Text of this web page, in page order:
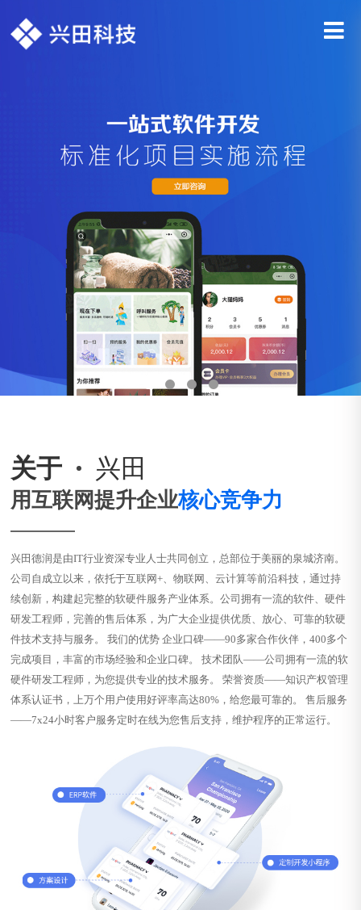
关于 兴田
用互联网提升企业核心竞争力
兴田德润是由IT行业资深专业人士共同创立，总部位于美丽的泉城济南。
公司自成立以来，依托于互联网+、物联网、云计算等前沿科技，通过持
续创新，构建起完整的软硬件服务产业体系。公司拥有一流的软件、硬件
研发工程师，完善的售后体系，为广大企业提供优质、放心、可靠的软硬
件技术支持与服务。 我们的优势 企业口碑——90多家合作伙伴，400多个
完成项目，丰富的市场经验和企业口碑。 技术团队——公司拥有一流的软
硬件研发工程师，为您提供专业的技术服务。 荣誉资质——知识产权管理
体系认证书，上万个用户使用好评率高达80%，给您最可靠的。 售后服务
——7x24小时客户服务定时在线为您售后支持，维护程序的正常运行。